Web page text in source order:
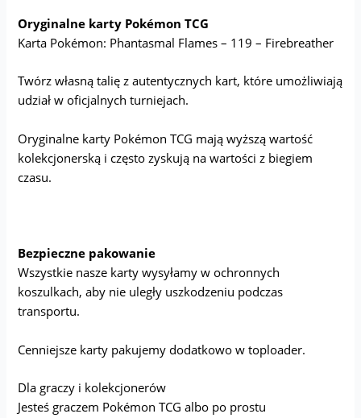
Oryginalne karty Pokémon TCG
Karta Pokémon: Phantasmal Flames – 119 – Firebreather
Twórz własną talię z autentycznych kart, które umożliwiają
udział w oficjalnych turniejach.
Oryginalne karty Pokémon TCG mają wyższą wartość
kolekcjonerską i często zyskują na wartości z biegiem
czasu.
Bezpieczne pakowanie
Wszystkie nasze karty wysyłamy w ochronnych
koszulkach, aby nie uległy uszkodzeniu podczas
transportu.
Cenniejsze karty pakujemy dodatkowo w toploader.
Dla graczy i kolekcjonerów
Jesteś graczem Pokémon TCG albo po prostu